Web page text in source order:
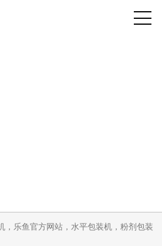
，乐鱼官方网站，水平包装机，粉剂包装